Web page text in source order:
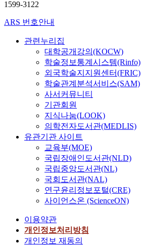
1599-3122
ARS 번호안내
관련누리집
대학공개강의(KOCW)
학술정보통계시스템(Rinfo)
외국학술지지원센터(FRIC)
학술관계분석서비스(SAM)
사서커뮤니티
기관회원
지식나눔(LOOK)
의학전자도서관(MEDLIS)
유관기관 사이트
교육부(MOE)
국립장애인도서관(NLD)
국립중앙도서관(NL)
국회도서관(NAL)
연구윤리정보포털(CRE)
사이언스온 (ScienceON)
이용약관
개인정보처리방침
개인정보 재동의